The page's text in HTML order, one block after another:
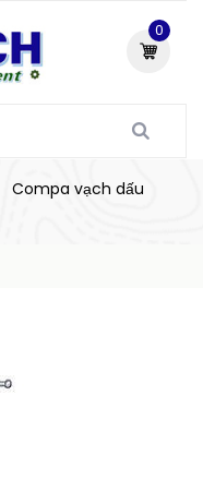
0
Compa vạch dấu